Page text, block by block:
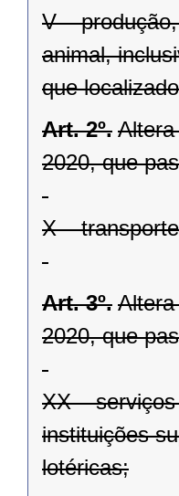
V –
animal,
que
Art. 2º.
2020, que
X –
Art. 3º.
2020, que
XX –
instituições
lotéricas;